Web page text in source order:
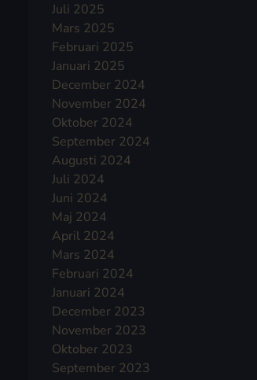
Juli 2025
Mars 2025
Februari 2025
Januari 2025
December 2024
November 2024
Oktober 2024
September 2024
Augusti 2024
Juli 2024
Juni 2024
Maj 2024
April 2024
Mars 2024
Februari 2024
Januari 2024
December 2023
November 2023
Oktober 2023
September 2023